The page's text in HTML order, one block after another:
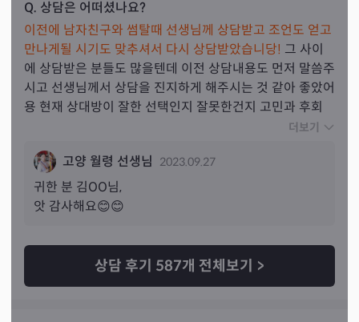
Q. 상담은 어떠셨나요?
이전에 남자친구와 썸탈때 선생님께 상담받고 조언도 얻고
만나게될 시기도 맞추셔서 다시 상담받았습니당! 그 사이
에 상담받은 분들도 많을텐데 이전 상담내용도 먼저 말씀주
시고 선생님께서 상담을 진지하게 해주시는 것 같아 좋았어
용 현재 상대방이 잘한 선택인지 잘못한건지 고민과 후회
가 좀 있고 갈수록 후회가 커질거라 11월말~1월쯤 연락 올
용 생각정리하게 당분간은 좀 두고 10월 초 지나고 조금 당
겨주면 재회 시기는 더 빨라질 수 있다고 해주셨습니다! 이
사는 10월~11월쯤 가능할거고 이직은 지금 시기적으로 잠
담받았을때보다 선생님께서 연결되는 질문을 여쭤보기 전
에 먼저 답을 받아주시는 스킬이 많이 생기신거같아서 점
점 발전하시는 것 같아 놀랐습니
더보기
고양 월령 선생님 2023.09.27
귀한 분 김OO님,
앗 감사해요😊😊
상담 후기 587개 전체보기 >